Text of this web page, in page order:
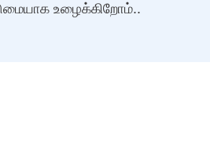
உழைக்கிறோம்..